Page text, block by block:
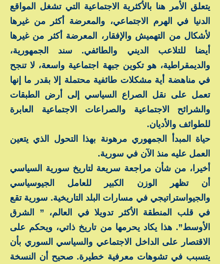
يتعلق الأمر هنا بالأكثرية الاجتماعية التي تشغل المواقع
الدنيا في الهرم الاجتماعي، والمعرضة أكثر من غيرها
لأشكال من التهميش والإفقار، المعرضة أكثر من غيرها
أيضا للتلاعب الديني والطائفي. سند الجمهورية،
والديمقراطية، هو تكوين جبهة اجتماعية واسعة، لا تنجح
في مناهضة أية مشكلات طائفية محتملة إلا بقدر ما إنها
تعمل على نقل الصراع السياسي إلى أرض الطبقات
والشرائح الاجتماعية والصراعات الاجتماعية العابرة
للطوائف والأديان.
حياة المبدأ الجمهوري مرهونة بهذا التحول الذي يتعين
العمل عليه منذ الآن في سورية.
أخيرا، من شأن مراجعة سريعة لتاريخ سورية السياسي
أن تظهر الوزن الكبير للعامل الجيوسياسي
والجيواستراتيجي في مسارات البلد التاريخية. سورية تقع
في قلب المنطقة الأكثر تدويلا في العالم، ” الشرق
الأوسط”. هذا يكاد يحرمها من تاريخ ذاتي، ويحكم على
الاقتصار على الداخل الاجتماعي والسياسي السوري بأن
يتسبب في تشوهات معرفية خطيرة. صحيح أن النسخة